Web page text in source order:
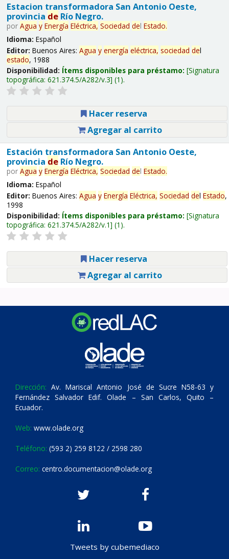
Estacion transformadora San Antonio Oeste,
provincia deRío Negro.
por Agua y Energía Eléctrica, Sociedad del Estado.
Idioma: Español
Editor: Buenos Aires: Agua y energía eléctrica, sociedad del
estado, 1988
Disponibilidad: Ítems disponibles para préstamo: Signatura
topográfica: 621.374.5/A282/v.3 (1).
Hacer reserva
Agregar al carrito
Estación transformadora San Antonio Oeste,
provincia deRío Negro.
por Agua y Energía Eléctrica, Sociedad del Estado.
Idioma: Español
Editor: Buenos Aires: Agua y Energía Eléctrica, Sociedad del Estado,
1998
Disponibilidad: Ítems disponibles para préstamo: Signatura
topográfica: 621.374.5/A282/v.1 (1).
Hacer reserva
Agregar al carrito
Dirección: Av. Mariscal Antonio José de Sucre N58-63 y
Fernández Salvador Edif. Olade – San Carlos, Quito –
Ecuador.
Web: www.olade.org
Teléfono: (593 2) 259 8122 / 2598 280
Correo: centro.documentacion@olade.org
Tweets by cubemediaco